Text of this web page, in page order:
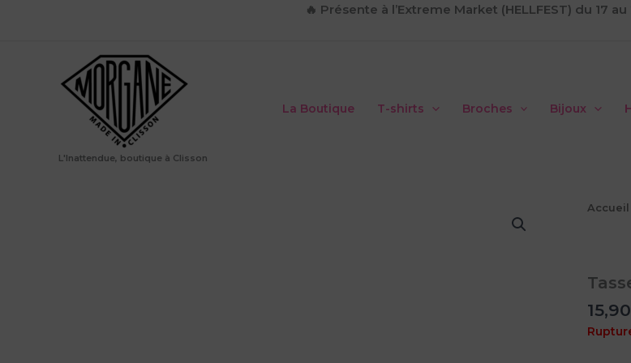
🔥 Présente à l’Extreme Market (HELLFEST) du 17
L'Inattendue, boutique à Clisson
La Boutique T-shirts Broches Bijoux
Accueil
15,90